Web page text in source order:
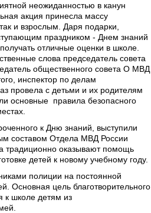
неожиданностью в канун
акция принесла массу
и взрослым. Даря подарки,
праздником - Днем знаний
отличные оценки в школе.
слова председатель совета
общественного совета О МВД
инспектор по делам
провела с детьми и их родителям
основные правила безопасного
к Дню знаний, выступили
составом Отдела МВД России
традиционно оказывают помощь
детей к новому учебному году.
полиции на постоянной
Основная цель благотворительного
к школе детям из